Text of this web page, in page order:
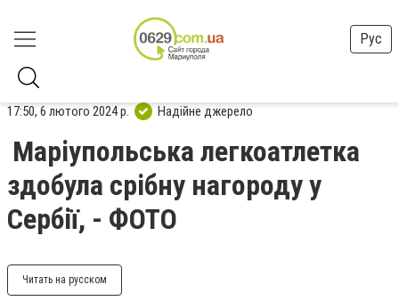
Рус
17:50, 6 лютого 2024 р. Надійне джерело
Маріупольська легкоатлетка
здобула срібну нагороду у
Сербії, - ФОТО
Читать на русском